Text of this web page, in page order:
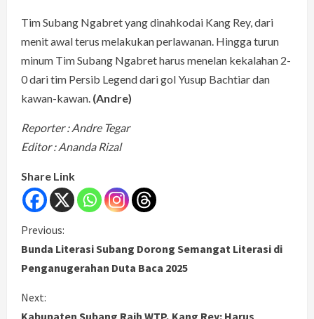
Tim Subang Ngabret yang dinahkodai Kang Rey, dari
menit awal terus melakukan perlawanan. Hingga turun
minum Tim Subang Ngabret harus menelan kekalahan 2-
0 dari tim Persib Legend dari gol Yusup Bachtiar dan
kawan-kawan. (Andre)
Reporter : Andre Tegar
Editor : Ananda Rizal
Share Link
C
o
n
Previous:
Bunda Literasi Subang Dorong Semangat Literasi di
Penganugerahan Duta Baca 2025
Next:
Kabupaten Subang Raih WTP, Kang Rey: Harus